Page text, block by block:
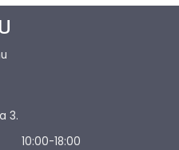
3.
10:00-18:00